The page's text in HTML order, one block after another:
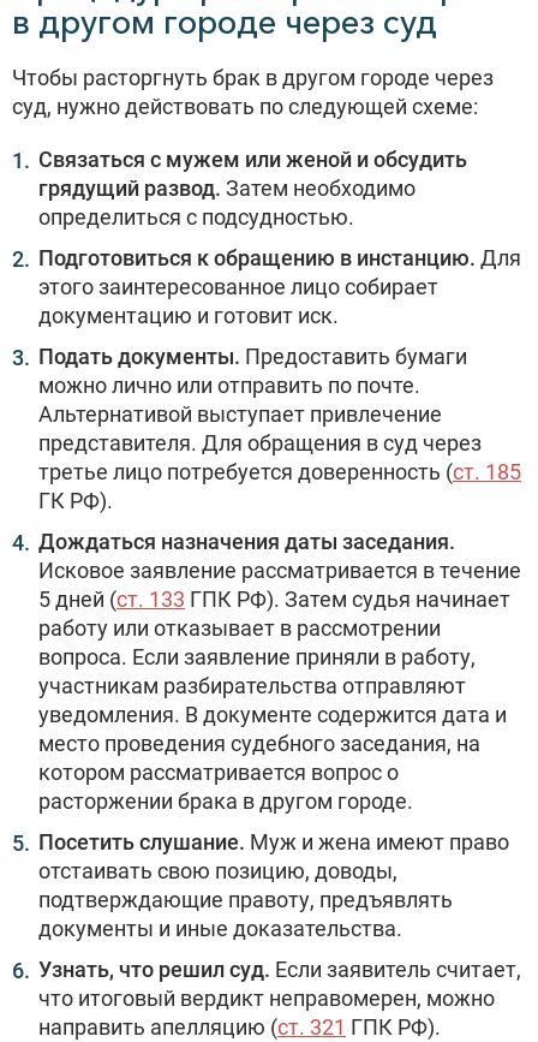
в другом городе через суд
Чтобы расторгнуть брак в другом городе через
суд, нужно действовать по следующей схеме:
Связаться с мужем или женой и обсудить
грядущий развод. Затем необходимо
определиться с подсудностью.
Подготовиться к обращению в инстанцию. Для
этого заинтересованное лицо собирает
документацию и готовит иск.
Подать документы. Предоставить бумаги
можно лично или отправить по почте.
Альтернативой выступает привлечение
представителя. Для обращения в суд через
третье лицо потребуется доверенность (ст. 185
ГК РФ).
Дождаться назначения даты заседания.
Исковое заявление рассматривается в течение
5 дней (ст. 133 ГПК РФ). Затем судья начинает
работу или отказывает в рассмотрении
вопроса. Если заявление приняли в работу,
участникам разбирательства отправляют
уведомления. В документе содержится дата и
место проведения судебного заседания, на
котором рассматривается вопрос о
расторжении брака в другом городе.
Посетить слушание. Муж и жена имеют право
отстаивать свою позицию, доводы,
подтверждающие правоту, предъявлять
документы и иные доказательства.
Узнать, что решил суд. Если заявитель считает,
что итоговый вердикт неправомерен, можно
направить апелляцию (ст. 321 ГПК РФ).